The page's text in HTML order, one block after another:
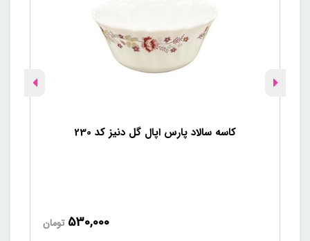
کاسه سالاد پارس اپال گل دنیز کد 230
530,000 تومان